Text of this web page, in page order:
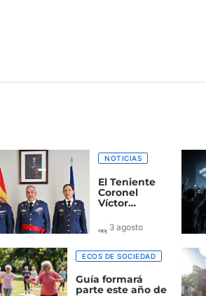
NOTICIAS
El Teniente
Coronel
Víctor
Pastor nuevo
jefe del
Alerta y
Control
3 agosto
ECOS DE SOCIEDAD
Guía formará
parte este año de